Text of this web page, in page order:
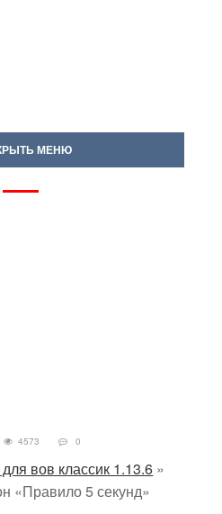
МЕНЮ
4573 0
вов классик 1.13.6 »
«Правило 5 секунд»